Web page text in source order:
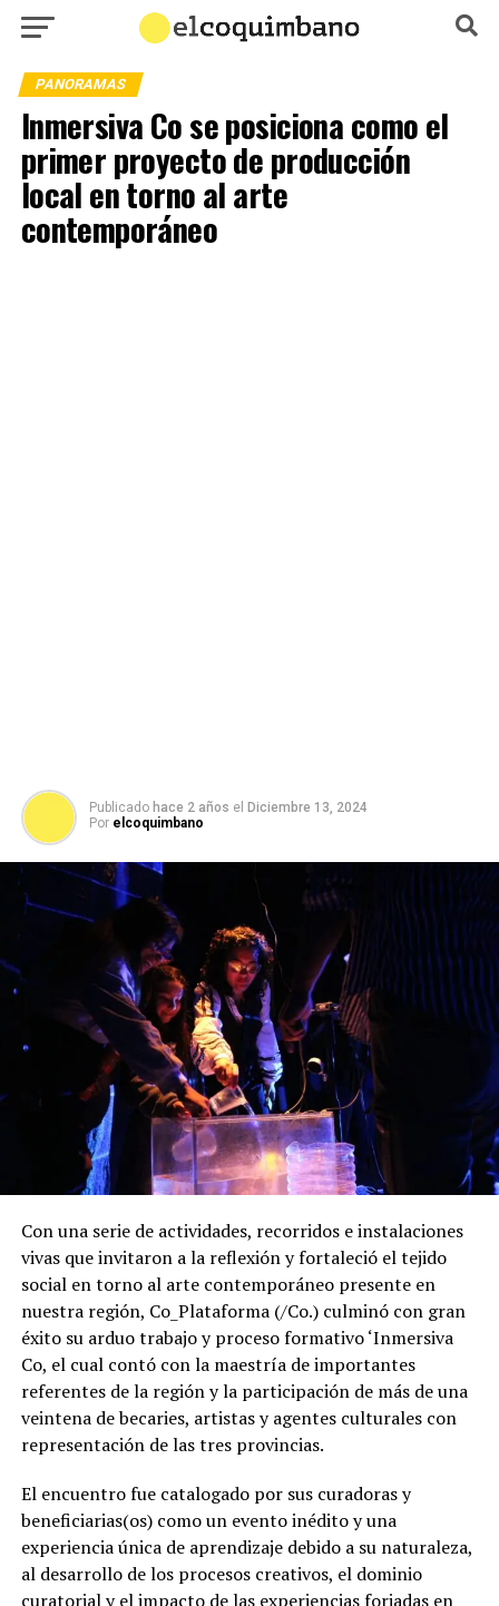
PANORAMAS
Inmersiva Co se posiciona como el
primer proyecto de producción
local en torno al arte
contemporáneo
Publicado hace 2 años el Diciembre 13, 2024
Por elcoquimbano
Con una serie de actividades, recorridos e instalaciones
vivas que invitaron a la reflexión y fortaleció el tejido
social en torno al arte contemporáneo presente en
nuestra región, Co_Plataforma (/Co.) culminó con gran
éxito su arduo trabajo y proceso formativo ‘Inmersiva
Co, el cual contó con la maestría de importantes
referentes de la región y la participación de más de una
veintena de becaries, artistas y agentes culturales con
representación de las tres provincias.
El encuentro fue catalogado por sus curadoras y
beneficiarias(os) como un evento inédito y una
experiencia única de aprendizaje debido a su naturaleza,
al desarrollo de los procesos creativos, el dominio
curatorial y el impacto de las experiencias forjadas en